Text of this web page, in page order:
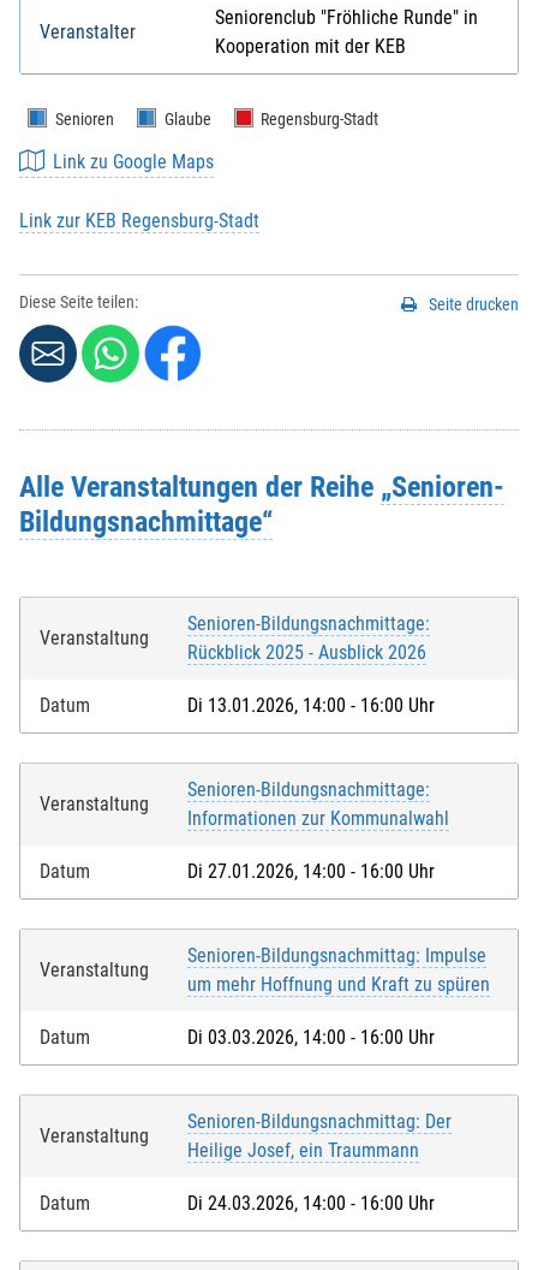
Veranstalter
Seniorenclub "Fröhliche Runde" in
Kooperation mit der KEB
Senioren Glaube Regensburg-Stadt
Link zu Google Maps
Link zur KEB Regensburg-Stadt
Diese Seite teilen: Seite drucken
Alle Veranstaltungen der Reihe „Senioren-
Bildungsnachmittage“
Veranstaltung
Senioren-Bildungsnachmittage:
Rückblick 2025 - Ausblick 2026
Datum Di 13.01.2026, 14:00 - 16:00 Uhr
Veranstaltung
Senioren-Bildungsnachmittage:
Informationen zur Kommunalwahl
Datum Di 27.01.2026, 14:00 - 16:00 Uhr
Veranstaltung
Senioren-Bildungsnachmittag: Impulse
um mehr Hoffnung und Kraft zu spüren
Datum Di 03.03.2026, 14:00 - 16:00 Uhr
Veranstaltung
Senioren-Bildungsnachmittag: Der
Heilige Josef, ein Traummann
Datum Di 24.03.2026, 14:00 - 16:00 Uhr